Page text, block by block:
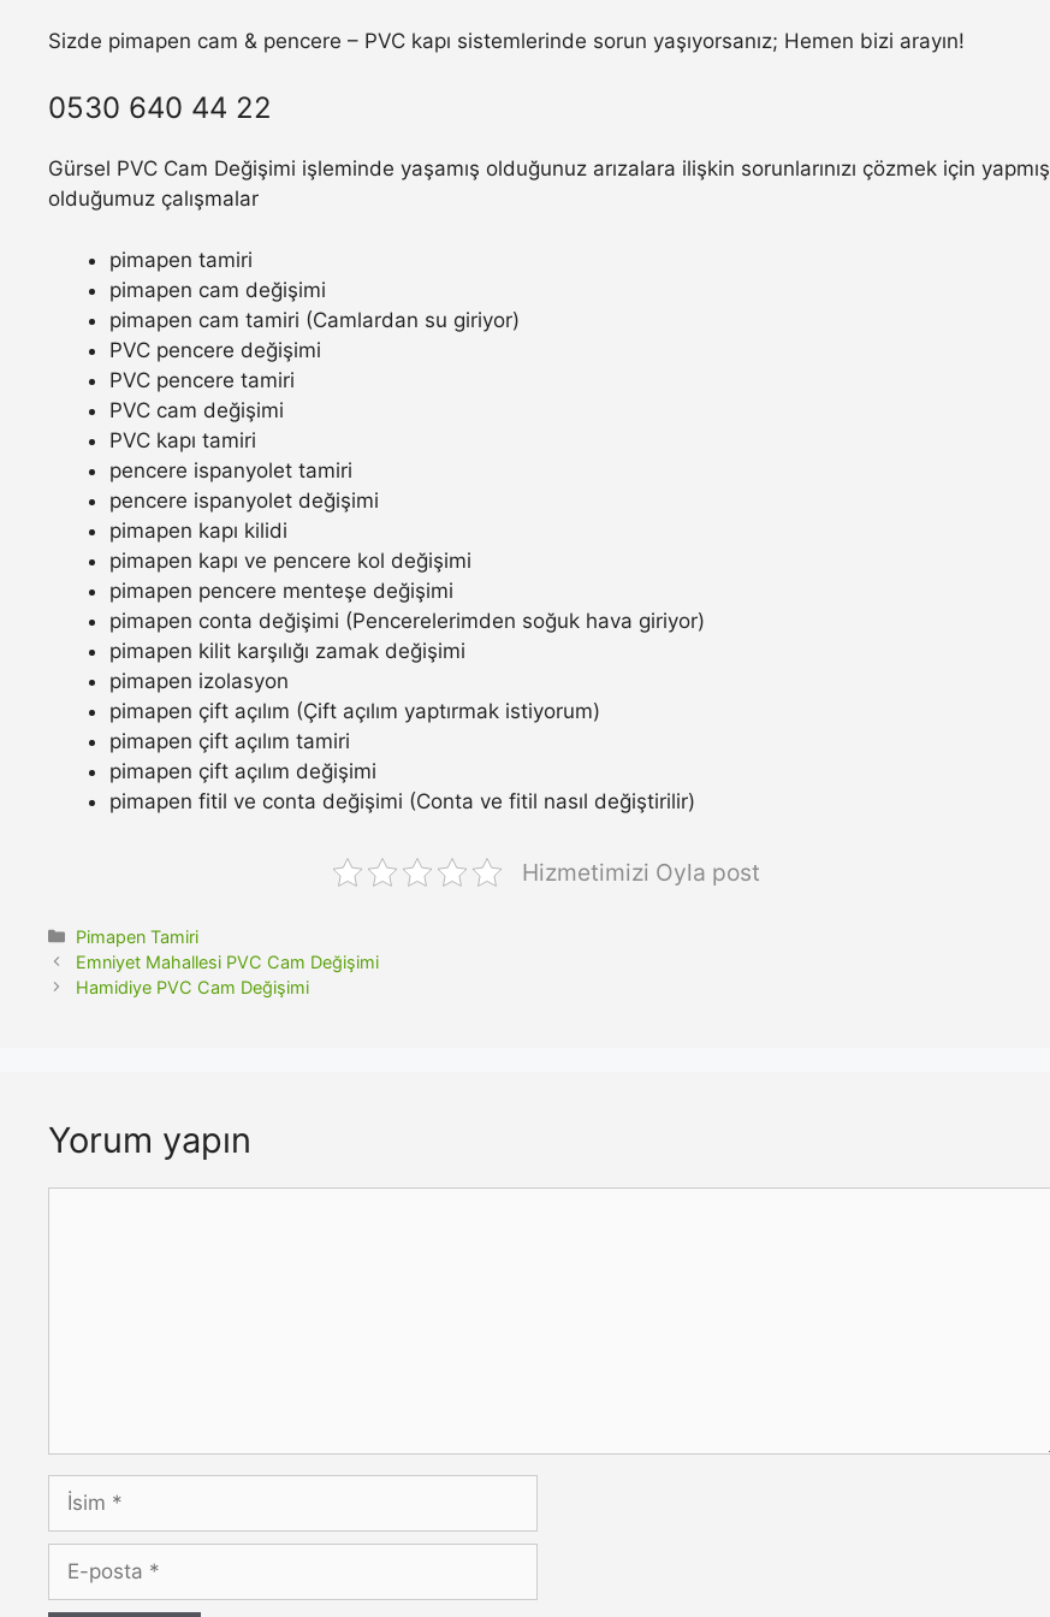
Sizde pimapen cam & pencere – PVC kapı sistemlerinde sorun yaşıyorsanız; Hemen bizi arayın!
0530 640 44 22
Gürsel PVC Cam Değişimi işleminde yaşamış olduğunuz arızalara ilişkin sorunlarınızı çözmek için yapmış
olduğumuz çalışmalar
pimapen tamiri
pimapen cam değişimi
pimapen cam tamiri (Camlardan su giriyor)
PVC pencere değişimi
PVC pencere tamiri
PVC cam değişimi
PVC kapı tamiri
pencere ispanyolet tamiri
pencere ispanyolet değişimi
pimapen kapı kilidi
pimapen kapı ve pencere kol değişimi
pimapen pencere menteşe değişimi
pimapen conta değişimi (Pencerelerimden soğuk hava giriyor)
pimapen kilit karşılığı zamak değişimi
pimapen izolasyon
pimapen çift açılım (Çift açılım yaptırmak istiyorum)
pimapen çift açılım tamiri
pimapen çift açılım değişimi
pimapen fitil ve conta değişimi (Conta ve fitil nasıl değiştirilir)
Hizmetimizi Oyla post
Kategoriler
Pimapen Tamiri
Emniyet Mahallesi PVC Cam Değişimi
Hamidiye PVC Cam Değişimi
Yorum yapın
İsim
posta